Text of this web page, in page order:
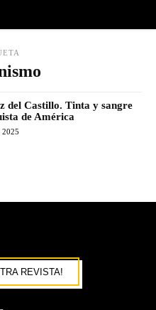
del Castillo. Tinta y sangre
de América
2025
REVISTA!